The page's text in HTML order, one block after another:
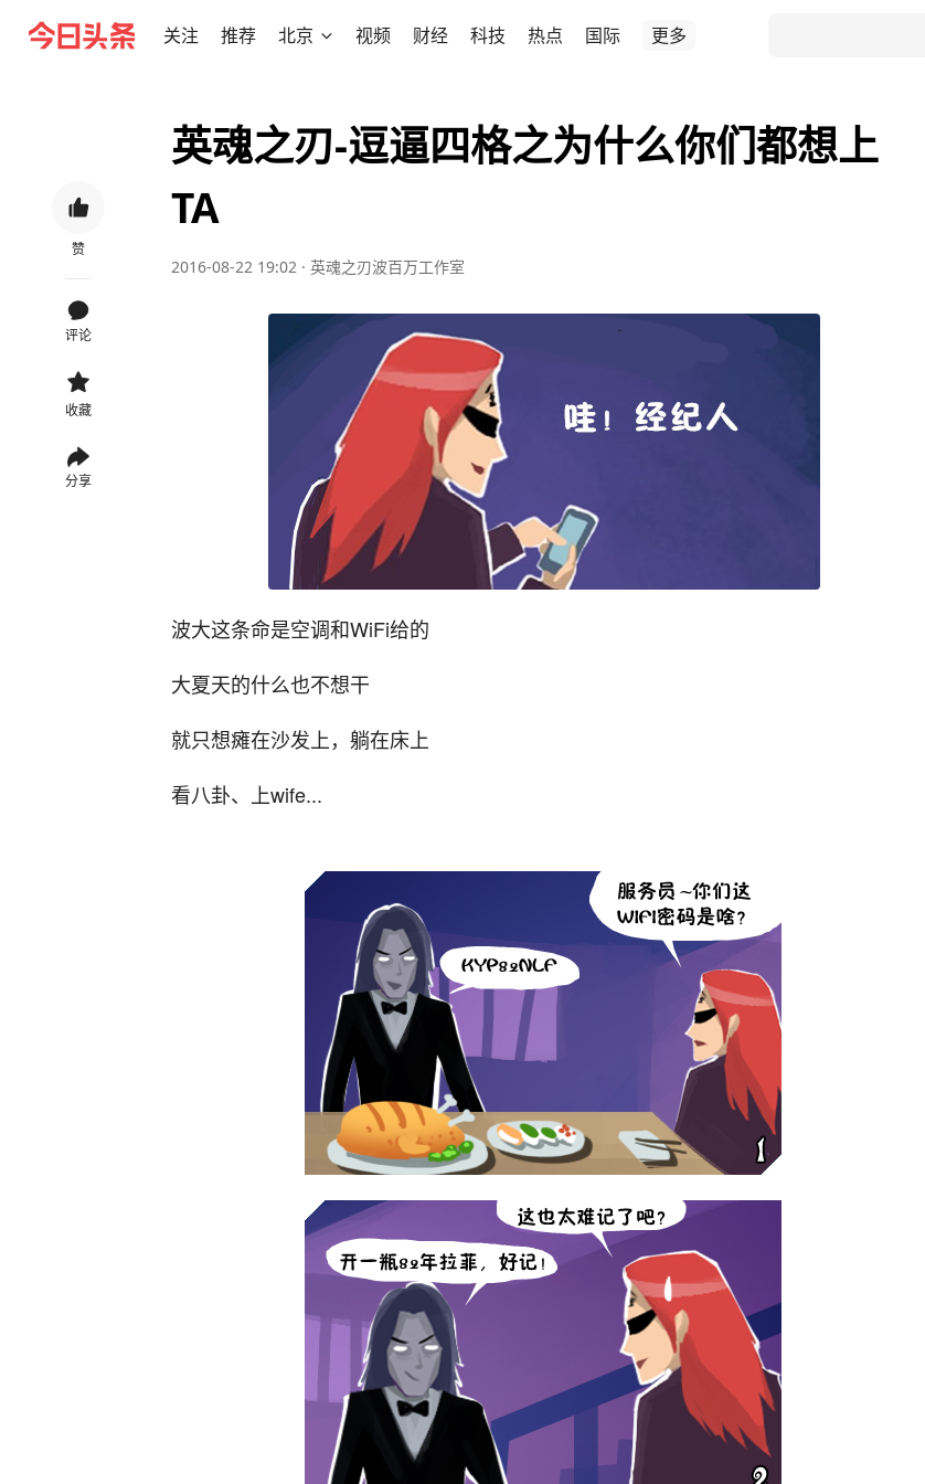
关注 推荐 北京 视频 财经 科技 热点 国际 更多
赞
评论
收藏
分享
英魂之刃-逗逼四格之为什么你们都想上
TA
2016-08-22 19:02 · 英魂之刃波百万工作室
波大这条命是空调和WiFi给的
大夏天的什么也不想干
就只想瘫在沙发上，躺在床上
看八卦、上wife...